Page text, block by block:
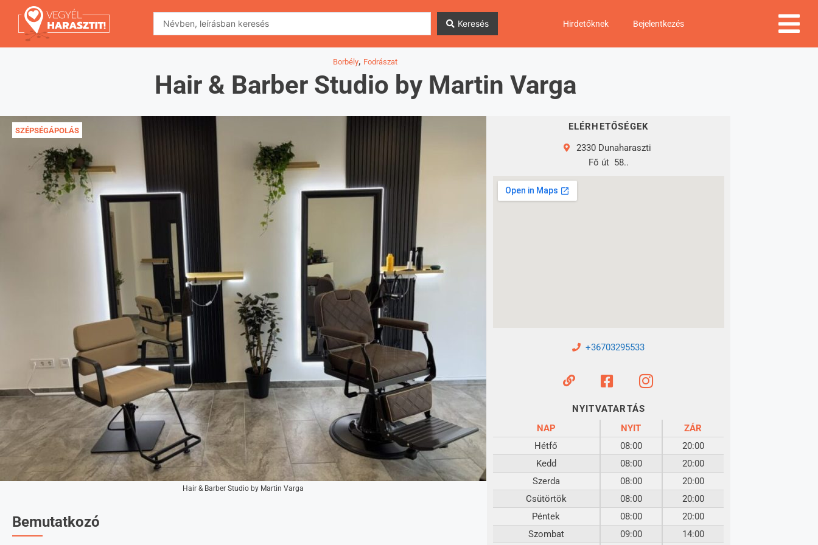
Keresés Hirdetőknek Bejelentkezés
Borbély, Fodrászat
Hair & Barber Studio by Martin Varga
Hair & Barber Studio by Martin Varga
SZÉPSÉGÁPOLÁS
Bemutatkozó
ELÉRHETŐSÉGEK
2330 Dunaharaszti
Fő út 58..
+36703295533
NYITVATARTÁS
NAP
NYIT
ZÁR
Hétfő
08:00
20:00
Kedd
08:00
20:00
Szerda
08:00
20:00
Csütörtök
08:00
20:00
Péntek
08:00
20:00
Szombat
09:00
14:00